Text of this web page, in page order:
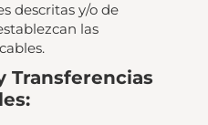
descritas y/o de
las
Transferencias